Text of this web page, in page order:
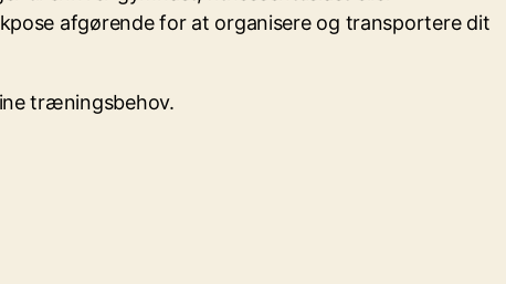
afgørende for at organisere og transportere dit
træningsbehov.